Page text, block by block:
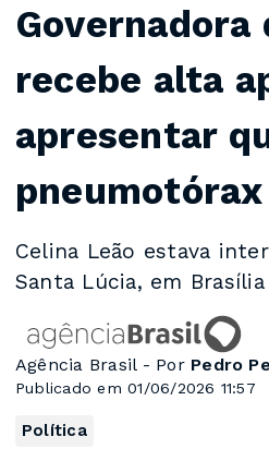
Governadora
recebe alta
apresentar
pneumotórax
Celina Leão estava
Santa Lúcia, em Brasília
Agência Brasil - Por Pedro
Publicado em 01/06/2026 11:57
Política